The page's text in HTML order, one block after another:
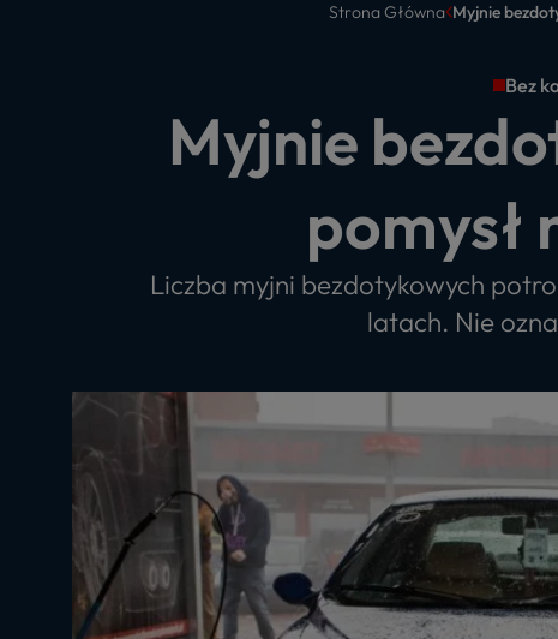
Strona Główna Myjnie
Bez
Myjnie
pomysł
Liczba myjni bezdotykowych
latach. Nie